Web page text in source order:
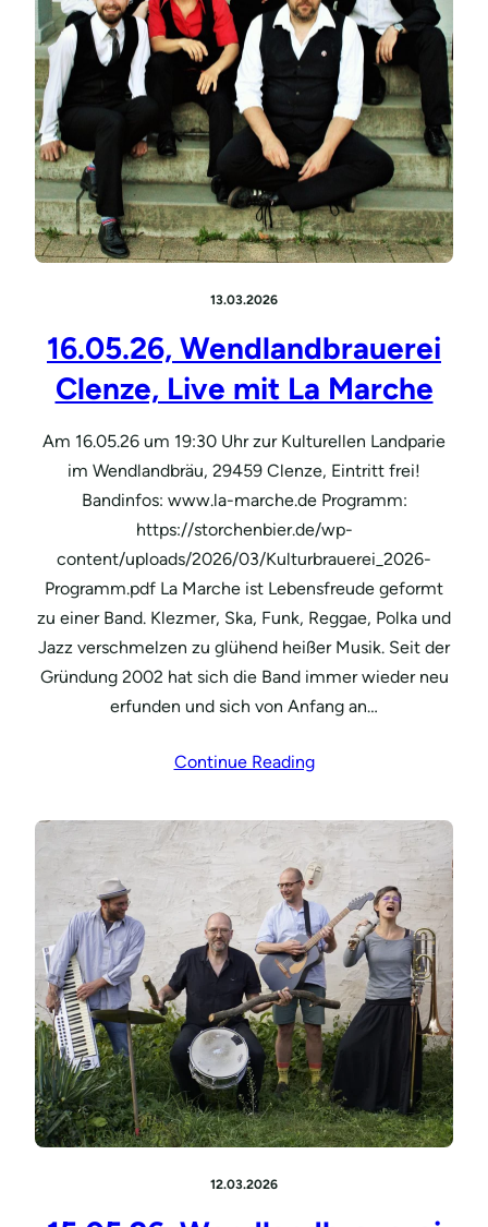
13.03.2026
16.05.26, Wendlandbrauerei
Clenze, Live mit La Marche
Am 16.05.26 um 19:30 Uhr zur Kulturellen Landparie
im Wendlandbräu, 29459 Clenze, Eintritt frei!
Bandinfos: www.la-marche.de Programm:
https://storchenbier.de/wp-
content/uploads/2026/03/Kulturbrauerei_2026-
Programm.pdf La Marche ist Lebensfreude geformt
zu einer Band. Klezmer, Ska, Funk, Reggae, Polka und
Jazz verschmelzen zu glühend heißer Musik. Seit der
Gründung 2002 hat sich die Band immer wieder neu
erfunden und sich von Anfang an…
Continue Reading
12.03.2026